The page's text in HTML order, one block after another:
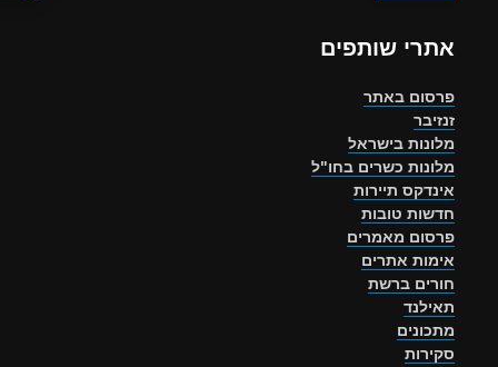
אתרי שותפים
פרסום באתר
זנזיבר
מלונות בישראל
מלונות כשרים בחו"ל
אינדקס תיירות
חדשות טובות
פרסום מאמרים
אימות אתרים
חורים ברשת
תאילנד
מתכונים
סקירות